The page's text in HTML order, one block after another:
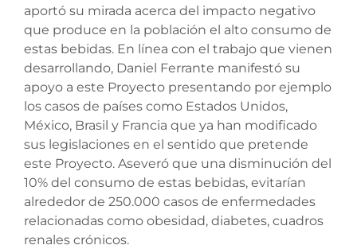
aportó su mirada acerca del impacto negativo
que produce en la población el alto consumo de
estas bebidas. En línea con el trabajo que vienen
desarrollando, Daniel Ferrante manifestó su
apoyo a este Proyecto presentando por ejemplo
los casos de países como Estados Unidos,
México, Brasil y Francia que ya han modificado
sus legislaciones en el sentido que pretende
este Proyecto. Aseveró que una disminución del
10% del consumo de estas bebidas, evitarían
alrededor de 250.000 casos de enfermedades
relacionadas como obesidad, diabetes, cuadros
renales crónicos.